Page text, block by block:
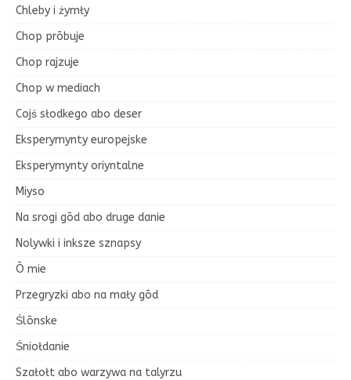
Chleby i żymły
Chop prōbuje
Chop rajzuje
Chop w mediach
Cojś słodkego abo deser
Eksperymynty europejske
Eksperymynty oriyntalne
Miyso
Na srogi gōd abo druge danie
Nolywki i inksze sznapsy
Ō mie
Przegryzki abo na mały gōd
Ślōnske
Śniołdanie
Szałołt abo warzywa na talyrzu